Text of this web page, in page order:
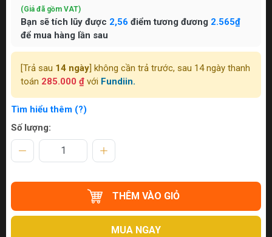
(Giá đã gồm VAT)
Bạn sẽ tích lũy được 2,56 điểm tương đương 2.565₫
để mua hàng lần sau
[Trả sau 14 ngày ] không cần trả trước, sau 14 ngày thanh
toán 285.000 ₫ với Fundiin.
Tìm hiểu thêm (?)
Số lượng:
THÊM VÀO GIỎ
MUA NGAY